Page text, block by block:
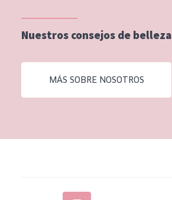
Nuestros consejos de belleza
MÁS SOBRE NOSOTROS